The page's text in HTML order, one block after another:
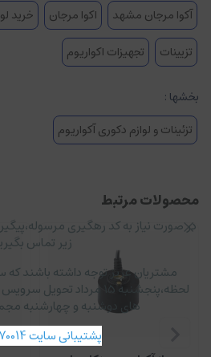
آکوا مرجان مشهد
اکوا مرجان خرید
تزیینات
تجهیزات اکواریوم
بخشها :
تزئینات و لوازم دکوری آکواریوم
محصولات مرتبط
در صورت نیاز به کد رهگیری
زیر تماس
مشتریان عزیز توجه داشته باشند
لحظه،پنجشنبه ۱۵ مرداد
های دوشنبه و چهارشنبه
پشتیبانی سایت 09390970014